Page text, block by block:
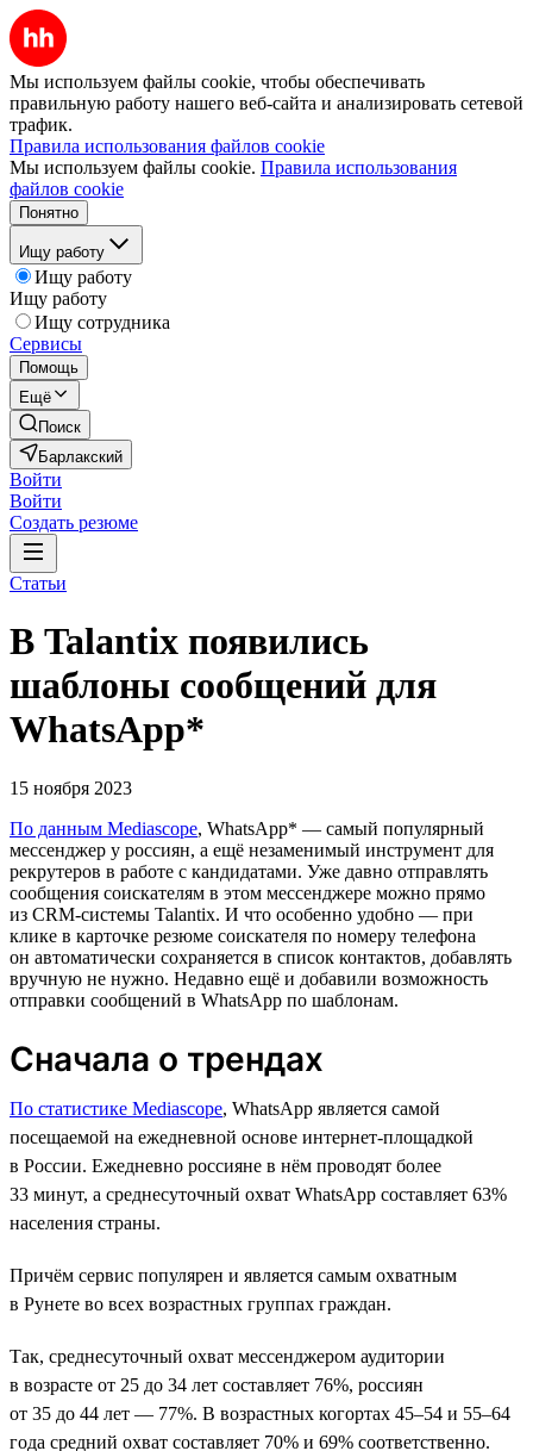
Мы используем файлы cookie, чтобы обеспечивать
правильную работу нашего веб-сайта и анализировать сетевой
трафик.
Правила использования файлов cookie
Мы используем файлы cookie. Правила использования
файлов cookie
Понятно
Ищу работу
Ищу работу
Ищу работу
Ищу сотрудника
Сервисы
Помощь
Ещё
Поиск
Барлакский
Войти
Войти
Создать резюме
Статьи
В Talantix появились
шаблоны сообщений для
WhatsApp*
15 ноября 2023
По данным Mediascope, WhatsApp* — самый популярный
мессенджер у россиян, а ещё незаменимый инструмент для
рекрутеров в работе с кандидатами. Уже давно отправлять
сообщения соискателям в этом мессенджере можно прямо
из CRM-системы Talantix. И что особенно удобно — при
клике в карточке резюме соискателя по номеру телефона
он автоматически сохраняется в список контактов, добавлять
вручную не нужно. Недавно ещё и добавили возможность
отправки сообщений в WhatsApp по шаблонам.
Сначала о трендах
По статистике Mediascope, WhatsApp является самой
посещаемой на ежедневной основе интернет-площадкой
в России. Ежедневно россияне в нём проводят более
33 минут, а среднесуточный охват WhatsApp составляет 63%
населения страны.
Причём сервис популярен и является самым охватным
в Рунете во всех возрастных группах граждан.
Так, среднесуточный охват мессенджером аудитории
в возрасте от 25 до 34 лет составляет 76%, россиян
от 35 до 44 лет — 77%. В возрастных когортах 45–54 и 55–64
года средний охват составляет 70% и 69% соответственно.